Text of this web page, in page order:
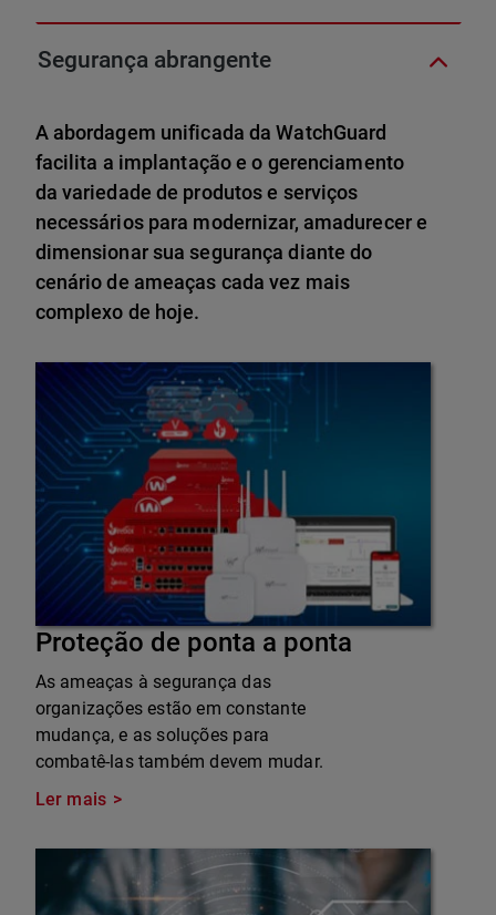
Segurança abrangente
A abordagem unificada da WatchGuard
facilita a implantação e o gerenciamento
da variedade de produtos e serviços
necessários para modernizar, amadurecer e
dimensionar sua segurança diante do
cenário de ameaças cada vez mais
complexo de hoje.
Proteção de ponta a ponta
As ameaças à segurança das
organizações estão em constante
mudança, e as soluções para
combatê-las também devem mudar.
Ler mais